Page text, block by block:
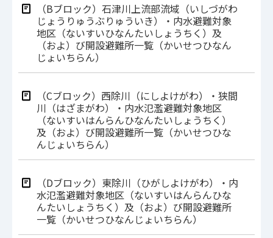
（Bブロック）石津川上流部流域（いしづがわ
じょうりゅうぶりゅういき）・内水避難対象
地区（ないすいひなんたいしょうちく）及
（およ）び開設避難所一覧（かいせつひなん
じょいちらん）
（Cブロック）西除川（にしよけがわ）・狭間
川（はざまがわ）・内水氾濫避難対象地区
（ないすいはんらんひなんたいしょうちく）
及（およ）び開設避難所一覧（かいせつひな
んじょいちらん）
（Dブロック）東除川（ひがしよけがわ）・内
水氾濫避難対象地区（ないすいはんらんひな
んたいしょうちく）及（およ）び開設避難所
一覧（かいせつひなんじょいちらん）